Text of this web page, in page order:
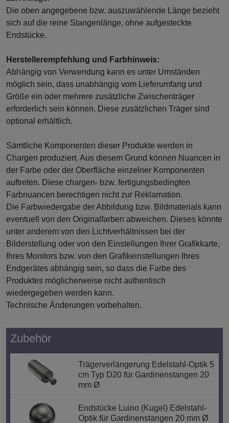
Die oben angegebene bzw. auszuwählende Länge bezieht
sich auf die reine Stangenlänge, ohne aufgesteckte
Endstücke.
Herstellerempfehlung und Farbhinweis:
Abhängig von Verwendung kann es unter Umständen
möglich sein, dass unabhängig vom Lieferumfang und
Größe ein oder mehrere zusätzliche Zwischenträger
erforderlich sein können. Diese zusätzlichen Träger sind
optional erhältlich.
Sämtliche Komponenten dieser Produkte werden in
Chargen produziert. Aus diesem Grund können Nuancen in
der Farbe oder der Oberfläche einzelner Komponenten
auftreten. Diese chargen- bzw. fertigungsbedingten
Farbnuancen berechtigen nicht zur Reklamation.
Die Farbwiedergabe der Abbildung bzw. Bildmaterials kann
eventuell von den Originalfarben abweichen. Dieses könnte
unter anderem von den Lichtverhältnissen bei der
Bilderstellung oder von den Einstellungen Ihrer Grafikkarte,
Ihres Monitors bzw. von den Grafikeinstellungen Ihres
Endgerätes abhängig sein, so dass die Farbe des
Produktes möglicherweise nicht authentisch
wiedergegeben werden kann.
Technische Änderungen vorbehalten.
Zubehör
Trägerverlängerung Edelstahl-Optik 5
cm Typ D20 für Gardinenstangen 20
mm Ø
Endstücke Luino (Kugel) Edelstahl-
Optik für Gardinenstangen 20 mm Ø